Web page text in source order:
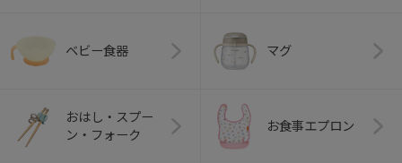
ベビー食器 マグ
おはし・スプー
ン・フォーク
お食事エプロン